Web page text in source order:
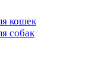
кошек
собак